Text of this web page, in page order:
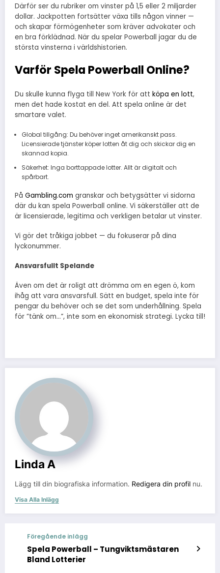
Därför ser du rubriker om vinster på 1,5 eller 2 miljarder
dollar. Jackpotten fortsätter växa tills någon vinner —
och skapar förmögenheter som kräver advokater och
en bra förklädnad. När du spelar Powerball jagar du de
största vinsterna i världshistorien.
Varför Spela Powerball Online?
Du skulle kunna flyga till New York för att köpa en lott,
men det hade kostat en del. Att spela online är det
smartare valet.
Global tillgång: Du behöver inget amerikanskt pass.
Licensierade tjänster köper lotten åt dig och skickar dig en
skannad kopia.
Säkerhet: Inga borttappade lotter. Allt är digitalt och
spårbart.
På Gambling.com granskar och betygsätter vi sidorna
där du kan spela Powerball online. Vi säkerställer att de
är licensierade, legitima och verkligen betalar ut vinster.
Vi gör det tråkiga jobbet — du fokuserar på dina
lyckonummer.
Ansvarsfullt Spelande
Även om det är roligt att drömma om en egen ö, kom
ihåg att vara ansvarsfull. Sätt en budget, spela inte för
pengar du behöver och se det som underhållning. Spela
för ”tänk om…”, inte som en ekonomisk strategi. Lycka till!
Linda A
Lägg till din biografiska information. Redigera din profil nu.
Visa Alla Inlägg
Föregående inlägg
Spela Powerball – Tungviktsmästaren
Bland Lotterier